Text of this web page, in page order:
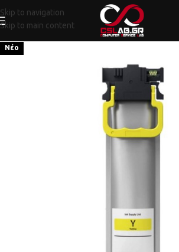
Skip to navigation
Skip to main content
Νέο